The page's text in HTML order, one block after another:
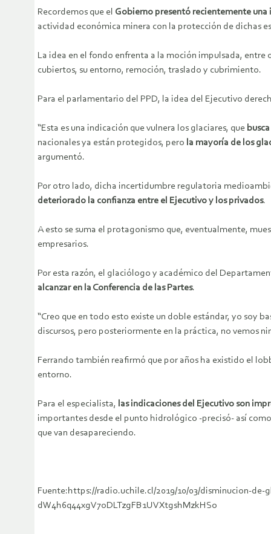
Recordemos que el Gobierno presentó recientemente
actividad económica minera con la protección de dichas
La idea en el fondo enfrenta a la moción impulsada,
cubiertos, su entorno, remoción, traslado y cubrimiento.
Para el parlamentario del PPD, la idea del Ejecutivo
“Esta es una indicación que vulnera los glaciares, que
nacionales ya están protegidos, pero la mayoría de los
argumentó.
Por otro lado, dicha incertidumbre regulatoria
deteriorado la confianza entre el Ejecutivo y los privados.
A esto se suma el protagonismo que, eventualmente,
empresarios.
Por esta razón, el glaciólogo y académico del
alcanzar en la Conferencia de las Partes.
“Creo que en todo esto existe un doble estándar, yo soy
discursos, pero posteriormente en la práctica, no vemos
Ferrando también reafirmó que por años ha existido el
entorno.
Para el especialista, las indicaciones del Ejecutivo son
importantes desde el punto hidrológico -precisó- así
que van desapareciendo.
Fuente:https://radio.uchile.cl/2019/10/03/disminucion-
dW4h6q44xgV7oDLTzgFB1UVXtgshMzkHSo